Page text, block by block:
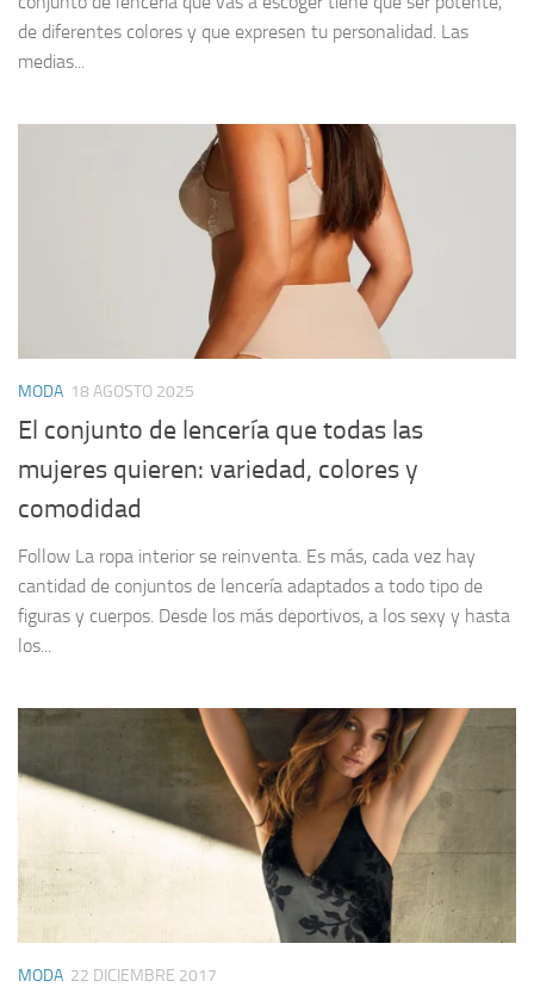
de diferentes colores y que expresen tu personalidad. Las
medias...
MODA 18 AGOSTO 2025
El conjunto de lencería que todas las
mujeres quieren: variedad, colores y
comodidad
Follow La ropa interior se reinventa. Es más, cada vez hay
cantidad de conjuntos de lencería adaptados a todo tipo de
figuras y cuerpos. Desde los más deportivos, a los sexy y hasta
los...
MODA 22 DICIEMBRE 2017